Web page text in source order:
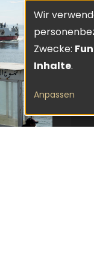
von
Daten
und
Wir
Zwecke:
Inhalte.
Anpassen